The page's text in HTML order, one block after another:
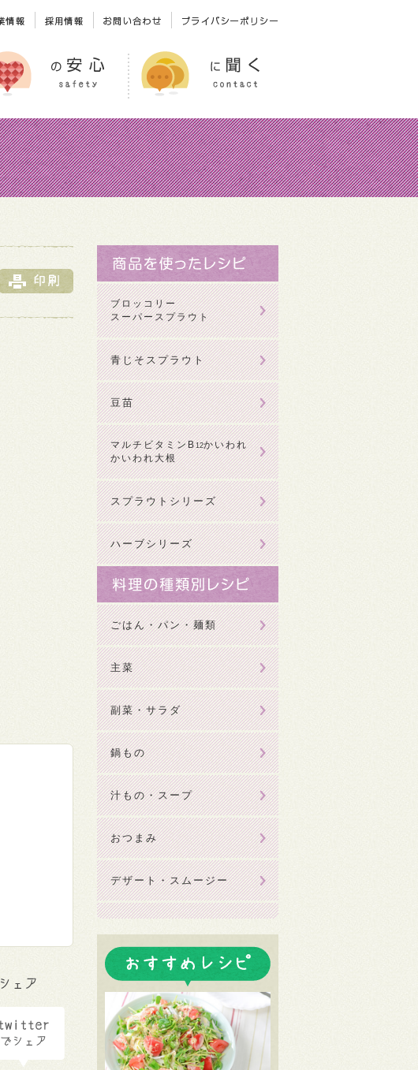
ブロッコリー
スーパースプラウト
青じそスプラウト
豆苗
マルチビタミンB12かいわれ
かいわれ大根
スプラウトシリーズ
ハーブシリーズ
ごはん・パン・麺類
主菜
副菜・サラダ
鍋もの
汁もの・スープ
おつまみ
デザート・スムージー